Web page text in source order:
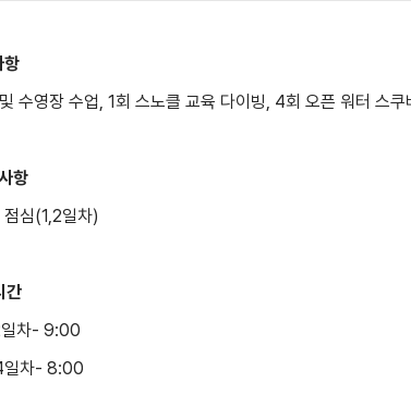
항
수영장 수업, 1회 스노클 교육 다이빙, 4회 오픈 워터 스
항
심(1,2일차)
간
일차- 9:00
일차- 8:00